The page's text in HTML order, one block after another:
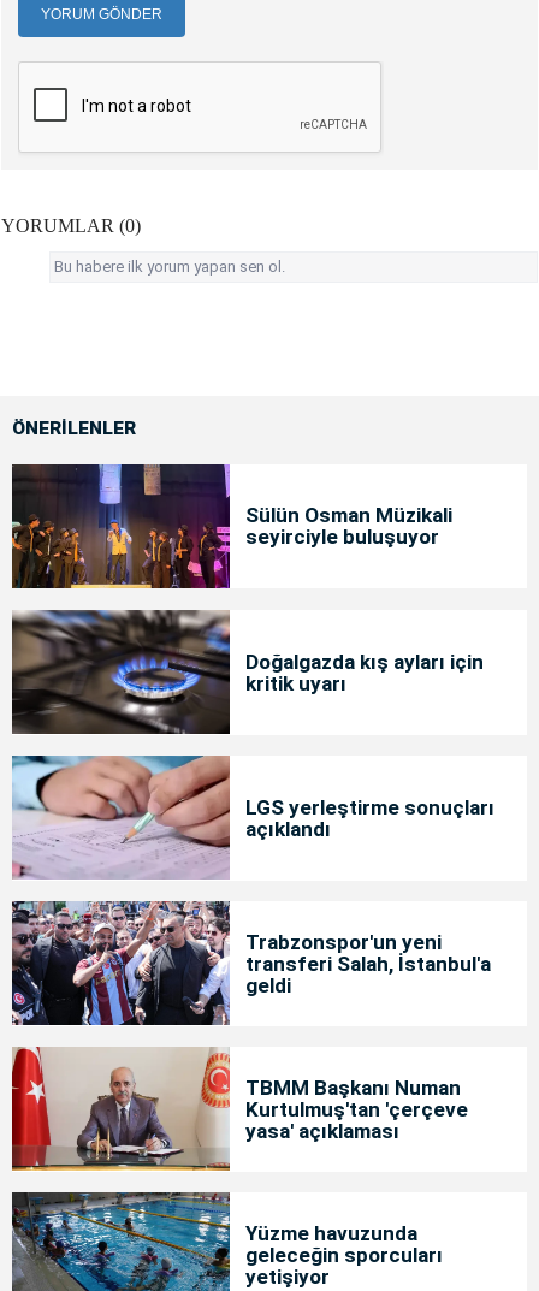
YORUM GÖNDER
YORUMLAR (0)
Bu habere ilk yorum yapan sen ol.
ÖNERİLENLER
Sülün Osman Müzikali
seyirciyle buluşuyor
Doğalgazda kış ayları için
kritik uyarı
LGS yerleştirme sonuçları
açıklandı
Trabzonspor'un yeni
transferi Salah, İstanbul'a
geldi
TBMM Başkanı Numan
Kurtulmuş'tan 'çerçeve
yasa' açıklaması
Yüzme havuzunda
geleceğin sporcuları
yetişiyor